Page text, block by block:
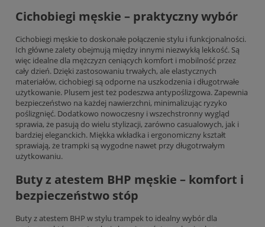
Cichobiegi męskie – praktyczny wybór
Cichobiegi męskie to doskonałe połączenie stylu i funkcjonalności.
Ich główne zalety obejmują między innymi niezwykłą lekkość. Są
więc idealne dla mężczyzn ceniących komfort i mobilność przez
cały dzień. Dzięki zastosowaniu trwałych, ale elastycznych
materiałów, cichobiegi są odporne na uszkodzenia i długotrwałe
użytkowanie. Plusem jest też podeszwa antypoślizgowa. Zapewnia
bezpieczeństwo na każdej nawierzchni, minimalizując ryzyko
poślizgnięć. Dodatkowo nowoczesny i wszechstronny wygląd
sprawia, że pasują do wielu stylizacji, zarówno casualowych, jak i
bardziej eleganckich. Miękka wkładka i ergonomiczny kształt
sprawiają, że trampki są wygodne nawet przy długotrwałym
użytkowaniu.
Buty z atestem BHP męskie – komfort i
bezpieczeństwo stóp
Buty z atestem BHP w stylu trampek to idealny wybór dla